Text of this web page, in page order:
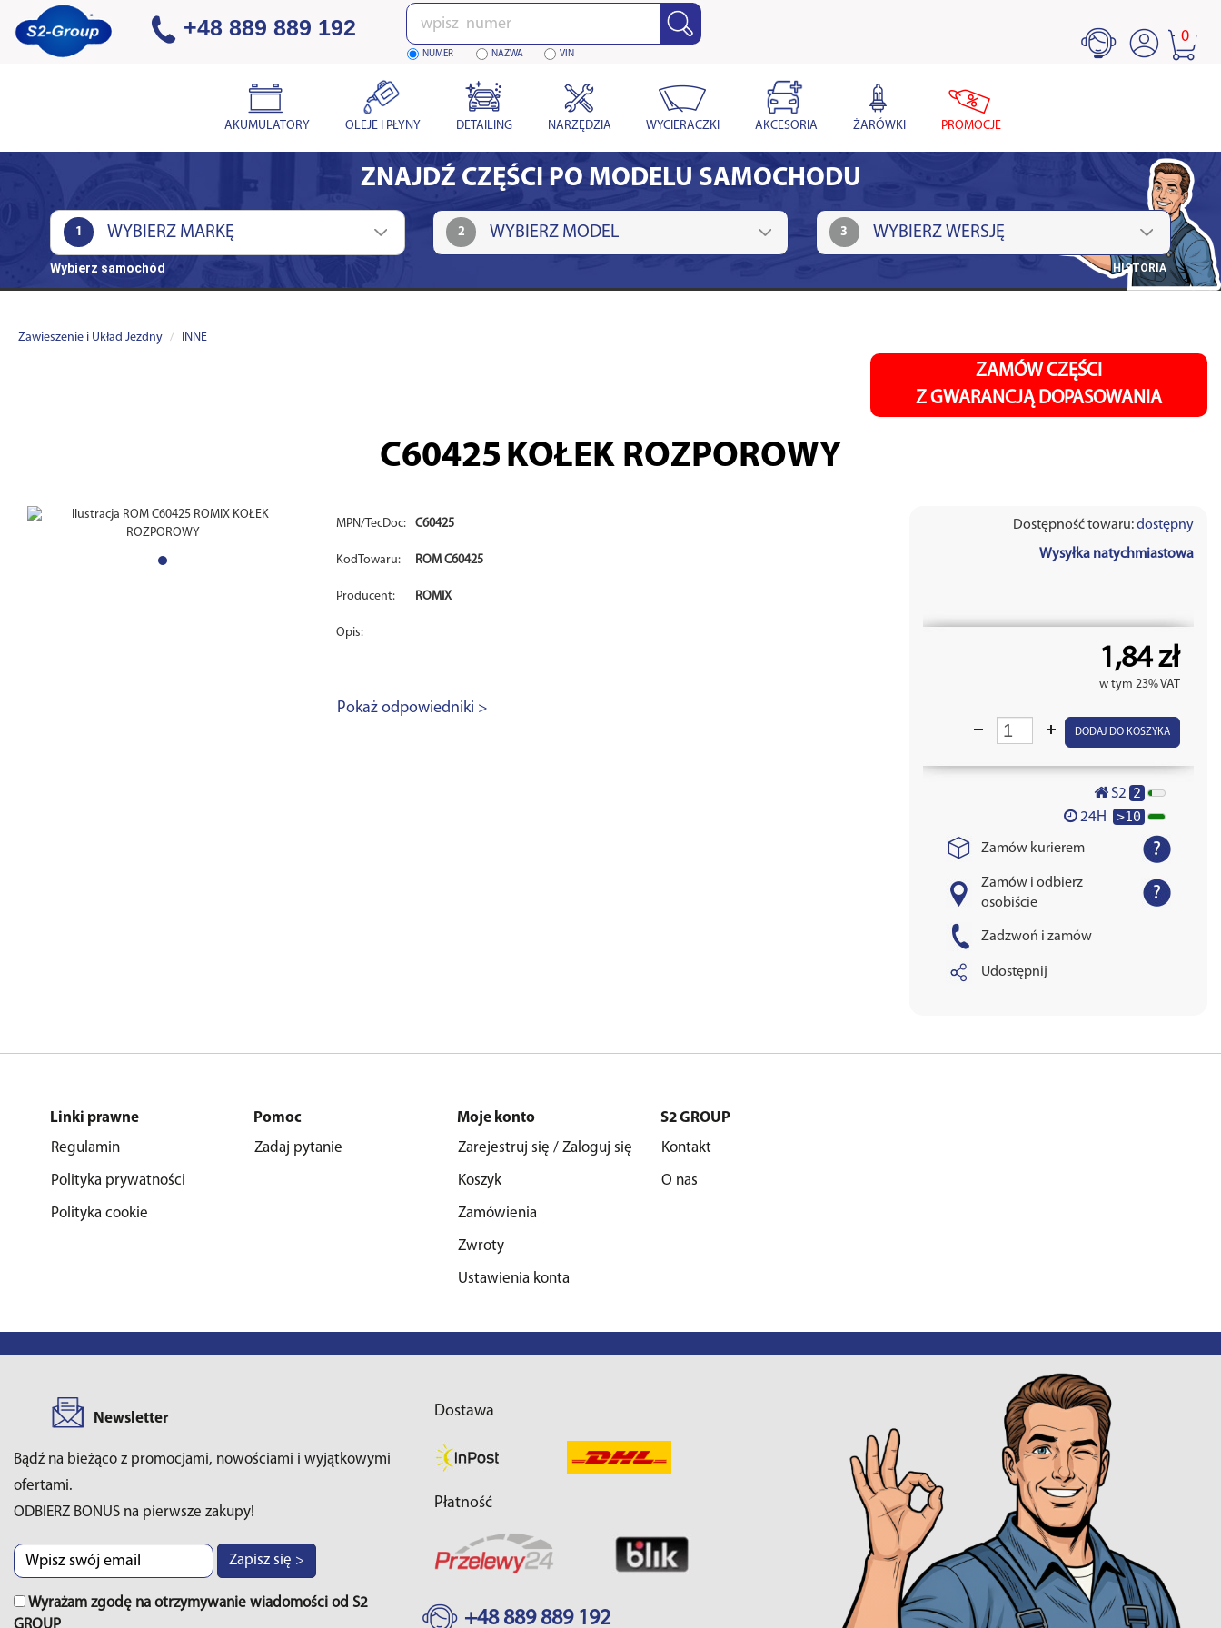
+48 889 889 192 Wpisz
numer
NUMER NAZWA VIN
0
AKUMULATORY OLEJE I PŁYNY DETAILING NARZĘDZIA WYCIERACZKI AKCESORIA ŻARÓWKI PROMOCJE
ZNAJDŹ CZĘŚCI PO MODELU SAMOCHODU
1 2 3
Wybierz samochód HISTORIA
Zawieszenie i Układ Jezdny INNE
ZAMÓW CZĘŚCI
Z GWARANCJĄ DOPASOWANIA
C60425 KOŁEK ROZPOROWY
MPN/TecDoc: C60425
KodTowaru: ROM C60425
Producent: ROMIX
Opis:
Pokaż odpowiedniki >
Dostępność towaru:dostępny
Wysyłka natychmiastowa
1,84 zł
w tym 23% VAT
DODAJ DO KOSZYKA
S2 2
24H >10
Zamów kurierem
Zamów i odbierz
osobiście
Zadzwoń i zamów
Udostępnij
Linki prawne
Regulamin
Polityka prywatności
Polityka cookie
Pomoc
Zadaj pytanie
Moje konto
Zarejestruj się / Zaloguj się
Koszyk
Zamówienia
Zwroty
Ustawienia konta
S2 GROUP
Kontakt
O nas
Newsletter
Bądź na bieżąco z promocjami, nowościami i wyjątkowymi
ofertami.
ODBIERZ BONUS na pierwsze zakupy!
Zapisz się >
Wyrażam zgodę na otrzymywanie wiadomości od S2
GROUP
Dostawa
Płatność
+48 889 889 192